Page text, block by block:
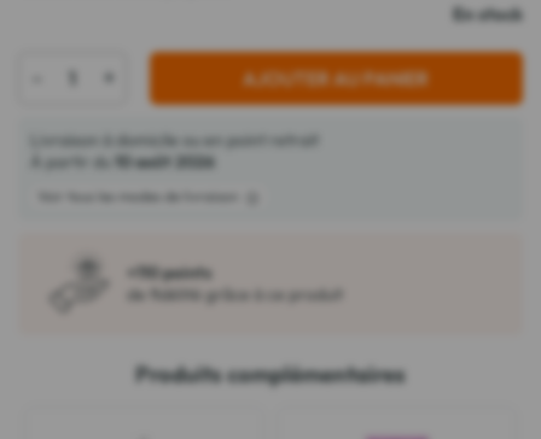
En stock
+ AJOUTER AU PANIER
Livraison à domicile ou en point retrait
À partir du
10 août 2026
Voir tous les modes de livraison
+110 points
de fidélité grâce à ce produit
Produits complémentaires